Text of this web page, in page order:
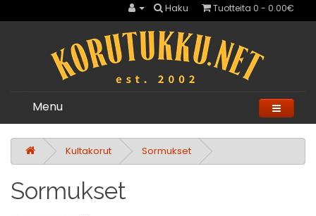
Haku Tuotteita 0 - 0.00€
Menu
Kultakorut Sormukset
Sormukset